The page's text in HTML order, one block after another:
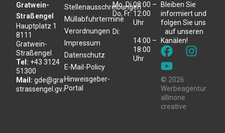
Gratwein-
Straßengel
Hauptplatz 1
8111
Gratwein-
Straßengel
Tel: +43 3124
51300
Mail: gde@gratwein-
strassengel.gv.at
Stellenausschreibungen
Müllabfuhrtermine
Verordnungen
Impressum
Datenschutz
E-Mail-Policy
Hinweisgeber-
Portal
Mo, Di,
Do, Fr:
Di:
08:00 –
12:00
Uhr
14:00 –
18:00
Uhr
Bleiben Sie
informiert und
folgen Sie uns
auf unseren
Kanälen!
© 2026
Werbeagentur
allinone
creative